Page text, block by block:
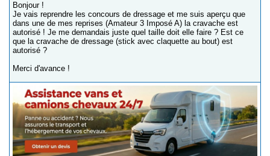
Bonjour !
Je vais reprendre les concours de dressage et me suis aperçu que
dans une de mes reprises (Amateur 3 Imposé A) la cravache est
autorisé ! Je me demandais juste quel taille doit elle faire ? Est ce
que la cravache de dressage (stick avec claquette au bout) est
autorisé ?
Merci d'avance !